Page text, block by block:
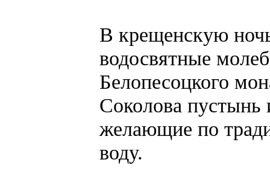
В крещенскую
водосвятные
Белопесоцкого
Соколова пустынь
желающие по
воду.